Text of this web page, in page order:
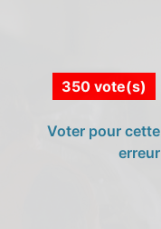
350 vote(s)
Voter pour cette
erreur